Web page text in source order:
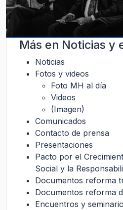
Más en Noticias y
Noticias
Fotos y videos
Foto MH al día
Videos
(Imagen)
Comunicados
Contacto de prensa
Presentaciones
Pacto por el
Social y la
Documentos reforma
Documentos reforma
Encuentros y